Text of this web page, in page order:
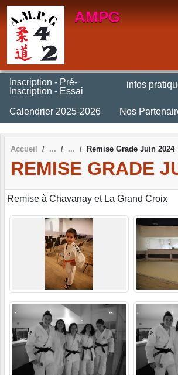
AMPG
Inscription - Pré-
Inscription - Essai
infos
Calendrier 2025-2026 Nos
Accueil Remise Grade Juin 2024
REMISE GRADE
Remise à Chavanay et La Grand Croix
Panneau de gestion des cookies